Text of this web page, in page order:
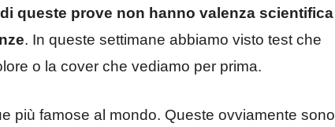
queste prove non hanno valenza scientifica
. In queste settimane abbiamo visto test che
o la cover che vediamo per prima.
più famose al mondo. Queste ovviamente sono